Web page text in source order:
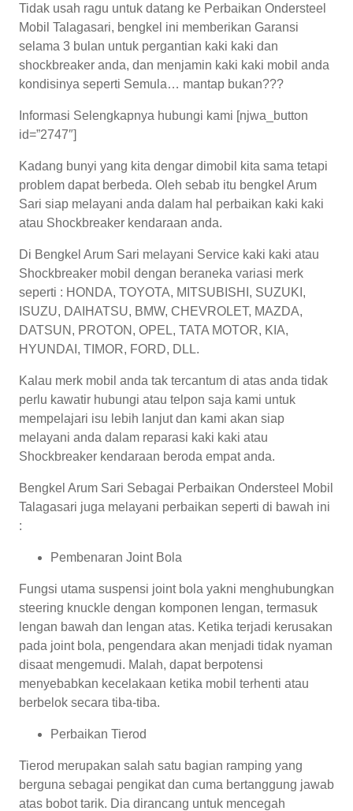
Tidak usah ragu untuk datang ke Perbaikan Ondersteel
Mobil Talagasari, bengkel ini memberikan Garansi
selama 3 bulan untuk pergantian kaki kaki dan
shockbreaker anda, dan menjamin kaki kaki mobil anda
kondisinya seperti Semula… mantap bukan???
Informasi Selengkapnya hubungi kami [njwa_button
id=”2747″]
Kadang bunyi yang kita dengar dimobil kita sama tetapi
problem dapat berbeda. Oleh sebab itu bengkel Arum
Sari siap melayani anda dalam hal perbaikan kaki kaki
atau Shockbreaker kendaraan anda.
Di Bengkel Arum Sari melayani Service kaki kaki atau
Shockbreaker mobil dengan beraneka variasi merk
seperti : HONDA, TOYOTA, MITSUBISHI, SUZUKI,
ISUZU, DAIHATSU, BMW, CHEVROLET, MAZDA,
DATSUN, PROTON, OPEL, TATA MOTOR, KIA,
HYUNDAI, TIMOR, FORD, DLL.
Kalau merk mobil anda tak tercantum di atas anda tidak
perlu kawatir hubungi atau telpon saja kami untuk
mempelajari isu lebih lanjut dan kami akan siap
melayani anda dalam reparasi kaki kaki atau
Shockbreaker kendaraan beroda empat anda.
Bengkel Arum Sari Sebagai Perbaikan Ondersteel Mobil
Talagasari juga melayani perbaikan seperti di bawah ini
:
Pembenaran Joint Bola
Fungsi utama suspensi joint bola yakni menghubungkan
steering knuckle dengan komponen lengan, termasuk
lengan bawah dan lengan atas. Ketika terjadi kerusakan
pada joint bola, pengendara akan menjadi tidak nyaman
disaat mengemudi. Malah, dapat berpotensi
menyebabkan kecelakaan ketika mobil terhenti atau
berbelok secara tiba-tiba.
Perbaikan Tierod
Tierod merupakan salah satu bagian ramping yang
berguna sebagai pengikat dan cuma bertanggung jawab
atas bobot tarik. Dia dirancang untuk mencegah